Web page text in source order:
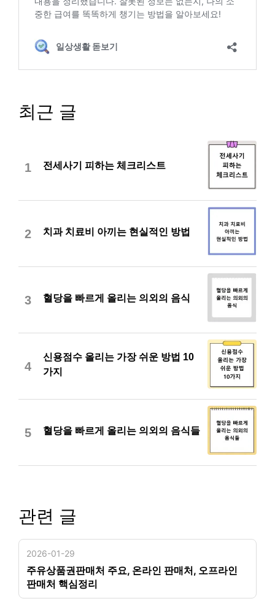
최근 글
1 전세사기 피하는 체크리스트
2 치과 치료비 아끼는 현실적인 방법
3 혈당을 빠르게 올리는 의외의 음식
4
신용점수 올리는 가장 쉬운 방법 10
가지
5 혈당을 빠르게 올리는 의외의 음식들
관련 글
2026-01-29
주유상품권판매처 주요, 온라인 판매처, 오프라인
판매처 핵심정리